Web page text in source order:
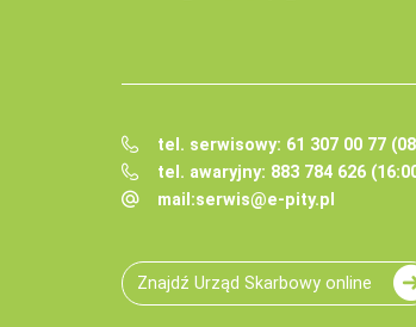
tel. serwisowy: 61 307 00 77
tel. awaryjny: 883 784 626
mail:serwis@e-pity.pl
Znajdź Urząd Skarbowy online